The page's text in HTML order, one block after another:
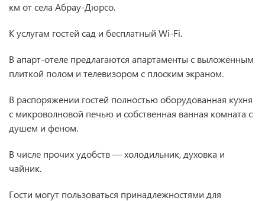
км от села Абрау-Дюрсо.
К услугам гостей сад и бесплатный Wi-Fi.
В апарт-отеле предлагаются апартаменты с выложенным
плиткой полом и телевизором с плоским экраном.
В распоряжении гостей полностью оборудованная кухня
с микроволновой печью и собственная ванная комната с
душем и феном.
В числе прочих удобств — холодильник, духовка и
чайник.
Гости могут пользоваться принадлежностями для